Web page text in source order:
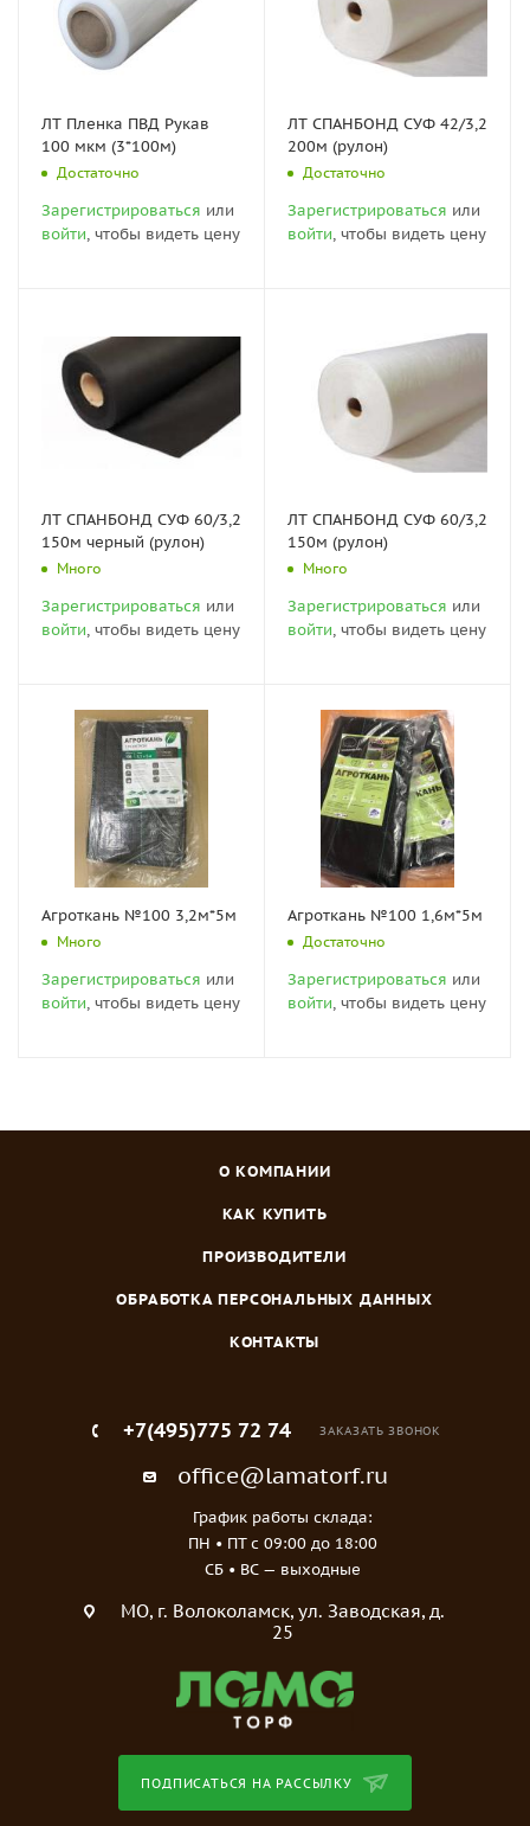
ЛТ Пленка ПВД Рукав
100 мкм (3*100м)
Достаточно
Зарегистрироваться или
войти, чтобы видеть цену
ЛТ СПАНБОНД СУФ 42/3,2
200м (рулон)
Достаточно
Зарегистрироваться или
войти, чтобы видеть цену
ЛТ СПАНБОНД СУФ 60/3,2
150м черный (рулон)
Много
Зарегистрироваться или
войти, чтобы видеть цену
ЛТ СПАНБОНД СУФ 60/3,2
150м (рулон)
Много
Зарегистрироваться или
войти, чтобы видеть цену
Агроткань №100 3,2м*5м
Много
Зарегистрироваться или
войти, чтобы видеть цену
Агроткань №100 1,6м*5м
Достаточно
Зарегистрироваться или
войти, чтобы видеть цену
О КОМПАНИИ
КАК КУПИТЬ
ПРОИЗВОДИТЕЛИ
ОБРАБОТКА ПЕРСОНАЛЬНЫХ ДАННЫХ
КОНТАКТЫ
+7(495)775 72 74 ЗАКАЗАТЬ ЗВОНОК
office@lamatorf.ru
График работы склада:
ПН • ПТ c 09:00 до 18:00
СБ • ВС — выходные
МO, г. Волоколамск, ул. Заводская, д.
25
ПОДПИСАТЬСЯ НА РАССЫЛКУ